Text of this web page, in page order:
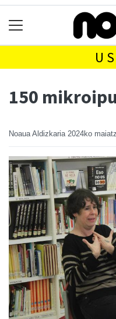
150
Noaua Aldizkaria 2024ko